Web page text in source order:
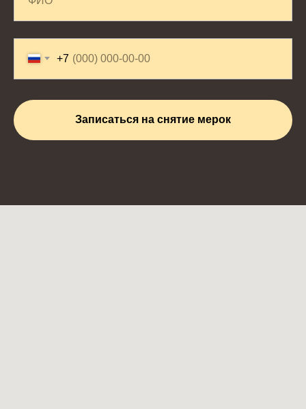
+7
Записаться на снятие мерок